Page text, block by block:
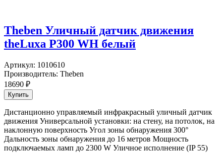
Theben Уличный датчик движения
theLuxa P300 WH белый
Артикул: 1010610
Производитель: Theben
18690 ₽
Дистанционно управляемый инфракрасный уличный датчик
движения Универсальной установки: на стену, на потолок, на
наклонную поверхность Угол зоны обнаружения 300°
Дальность зоны обнаружения до 16 метров Мощность
подключаемых ламп до 2300 W Уличное исполнение (IP 55)